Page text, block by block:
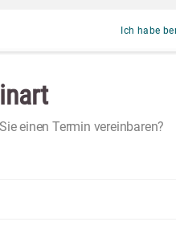
Ich habe
einen Termin vereinbaren?